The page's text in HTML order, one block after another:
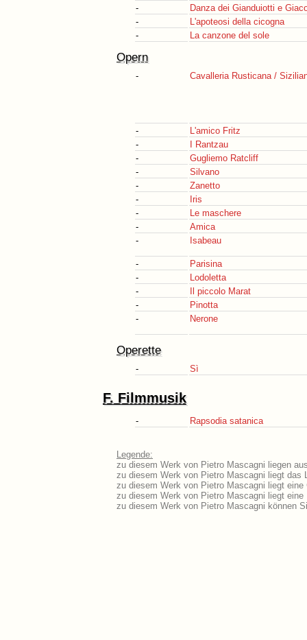
-
Danza dei Gianduiotti e
-
L'apoteosi della cicogna
-
La canzone del sole
Opern
- Cavalleria Rusticana /
-
L'amico Fritz
-
I Rantzau
-
Gugliemo Ratcliff
-
Silvano
-
Zanetto
-
Iris
-
Le maschere
-
Amica
-
Isabeau
-
Parisina
-
Lodoletta
-
Il piccolo Marat
-
Pinotta
-
Nerone
Operette
- Sì
F. Filmmusik
- Rapsodia satanica
Legende:
zu diesem Werk von Pietro Mascagni liegen
zu diesem Werk von Pietro Mascagni liegt das
zu diesem Werk von Pietro Mascagni liegt eine
zu diesem Werk von Pietro Mascagni liegt eine
zu diesem Werk von Pietro Mascagni können